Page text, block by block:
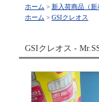
ホーム > 新入荷商品（新
ホーム > GSIクレオス
GSIクレオス -